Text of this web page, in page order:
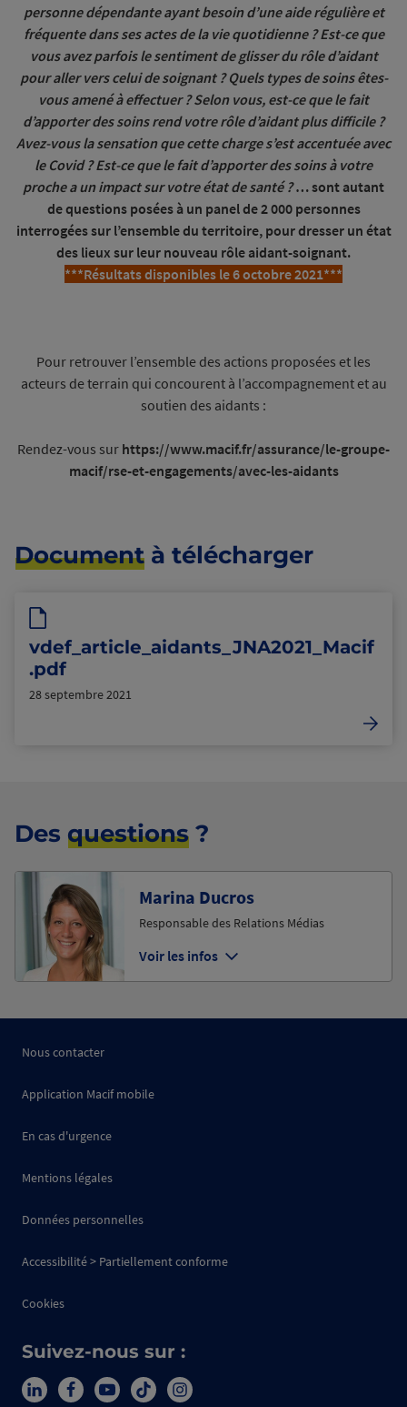
Document à télécharger
vdef_article_aidants_JNA2021_Macif
.pdf
28 septembre 2021
Des questions ?
Marina Ducros
Responsable des Relations Médias
Voir les infos
personne dépendante ayant besoin d’une aide régulière et
fréquente dans ses actes de la vie quotidienne ? Est-ce que
vous avez parfois le sentiment de glisser du rôle d’aidant
pour aller vers celui de soignant ? Quels types de soins êtes-
vous amené à effectuer ? Selon vous, est-ce que le fait
d’apporter des soins rend votre rôle d’aidant plus difficile ?
Avez-vous la sensation que cette charge s’est accentuée avec
le Covid ? Est-ce que le fait d’apporter des soins à votre
proche a un impact sur votre état de santé ?… sont autant
de questions posées à un panel de 2 000 personnes
interrogées sur l’ensemble du territoire, pour dresser un état
des lieux sur leur nouveau rôle aidant-soignant.
***Résultats disponibles le 6 octobre 2021***
Pour retrouver l’ensemble des actions proposées et les
acteurs de terrain qui concourent à l’accompagnement et au
soutien des aidants :
Rendez-vous sur https://www.macif.fr/assurance/le-groupe-
macif/rse-et-engagements/avec-les-aidants
Nous contacter
Application Macif mobile
En cas d'urgence
Mentions légales
Données personnelles
Accessibilité > Partiellement conforme
Cookies
Suivez-nous sur :